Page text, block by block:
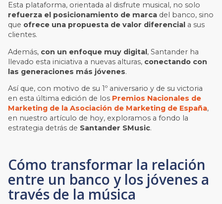
Esta plataforma, orientada al disfrute musical, no solo
refuerza el posicionamiento de marca del banco, sino
que ofrece una propuesta de valor diferencial a sus
clientes.
Además, con un enfoque muy digital, Santander ha
llevado esta iniciativa a nuevas alturas, conectando con
las generaciones más jóvenes.
Así que, con motivo de su 1º aniversario y de su victoria
en esta última edición de los Premios Nacionales de
Marketing de la Asociación de Marketing de España,
en nuestro artículo de hoy, exploramos a fondo la
estrategia detrás de Santander SMusic.
Cómo transformar la relación
entre un banco y los jóvenes a
través de la música